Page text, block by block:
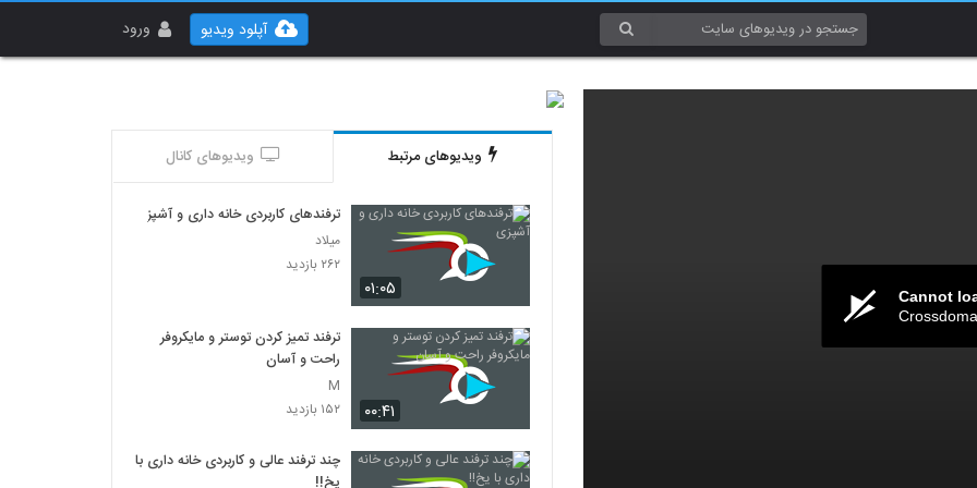
ورود آپلود ویدیو
Cannot
ویدیوهای مرتبط ویدیوهای کانال
۰۱:۰۵
ترفندهای کاربردی خانه داری و آشپزی
میلاد
۲۶۲ بازدید
۰۰:۴۱
ترفند تمیز کردن توستر و مایکروفر
راحت و آسان
M
۱۵۲ بازدید
چند ترفند عالی و کاربردی خانه داری با
یخ!!